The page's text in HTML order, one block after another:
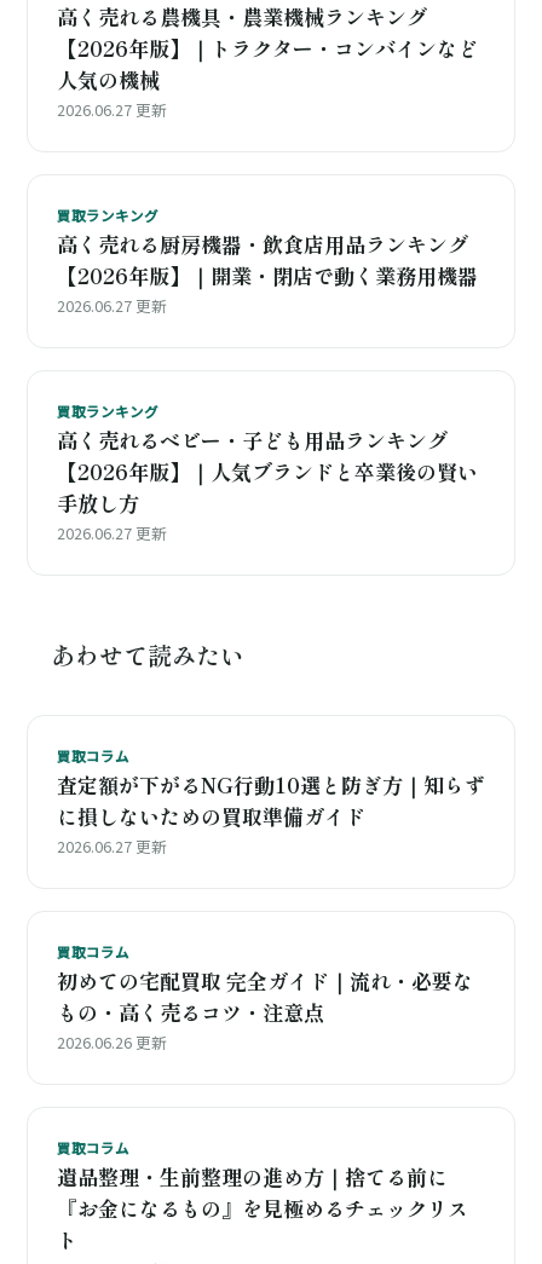
高く売れる農機具・農業機械ランキング
【2026年版】｜トラクター・コンバインなど
人気の機械
2026.06.27 更新
買取ランキング
高く売れる厨房機器・飲食店用品ランキング
【2026年版】｜開業・閉店で動く業務用機器
2026.06.27 更新
買取ランキング
高く売れるベビー・子ども用品ランキング
【2026年版】｜人気ブランドと卒業後の賢い
手放し方
2026.06.27 更新
あわせて読みたい
買取コラム
査定額が下がるNG行動10選と防ぎ方｜知らず
に損しないための買取準備ガイド
2026.06.27 更新
買取コラム
初めての宅配買取 完全ガイド｜流れ・必要な
もの・高く売るコツ・注意点
2026.06.26 更新
買取コラム
遺品整理・生前整理の進め方｜捨てる前に
『お金になるもの』を見極めるチェックリス
ト